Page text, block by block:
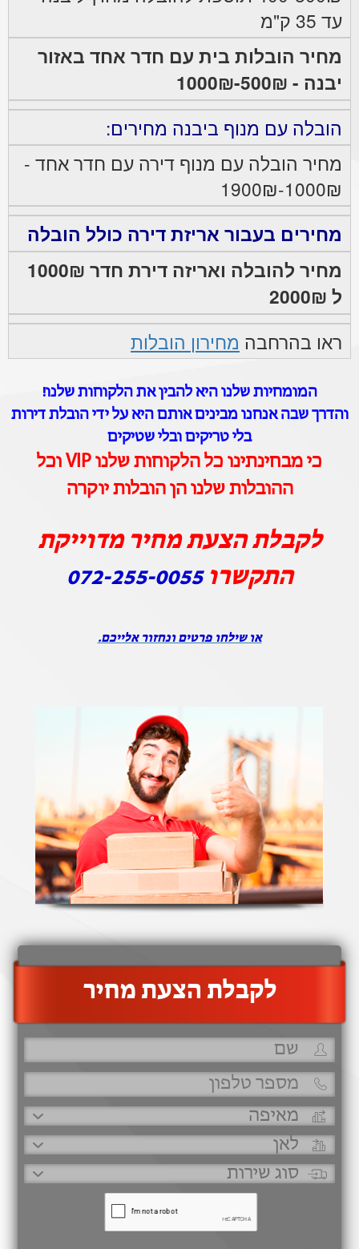
עד 35 ק"מ
מחיר הובלות בית עם חדר אחד באזור
יבנה - 500₪-1000₪
הובלה עם מנוף ביבנה מחירים:
מחיר הובלה עם מנוף דירה עם חדר אחד -
1000₪-1900₪
מחירים בעבור אריזת דירה כולל הובלה
מחיר להובלה ואריזה דירת חדר 1000₪
ל 2000₪
ראו בהרחבה מחירון הובלות
המומחיות שלנו היא להבין את הלקוחות שלנו!
והדרך שבה אנחנו מבינים אותם היא על ידי הובלת דירות
בלי טריקים ובלי שטיקים
כי מבחינתינו כל הלקוחות שלנו VIP וכל
ההובלות שלנו הן הובלות יוקרה
לקבלת הצעת מחיר מדוייקת
התקשרו072-255-0055
או שילחו פרטים ונחזור אלייכם.
‫לקבלת הצעת מחיר